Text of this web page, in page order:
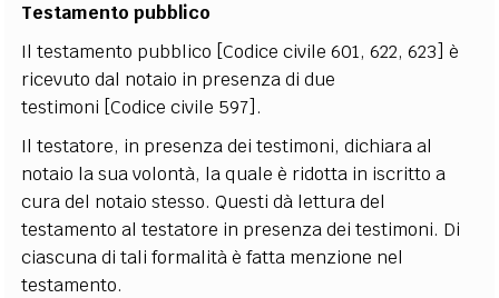
Testamento pubblico
Il testamento pubblico [Codice civile 601, 622, 623] è
ricevuto dal notaio in presenza di due
testimoni [Codice civile 597].
Il testatore, in presenza dei testimoni, dichiara al
notaio la sua volontà, la quale è ridotta in iscritto a
cura del notaio stesso. Questi dà lettura del
testamento al testatore in presenza dei testimoni. Di
ciascuna di tali formalità è fatta menzione nel
testamento.